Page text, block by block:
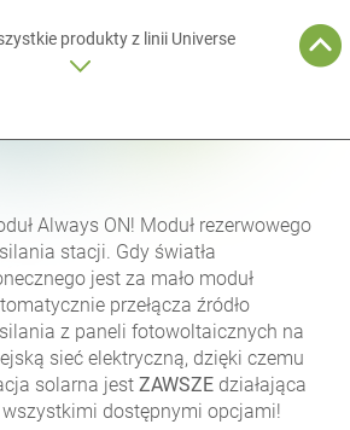
produkty z linii Universe
Always ON! Moduł rezerwowego
stacji. Gdy światła
jest za mało moduł
przełącza źródło
z paneli fotowoltaicznych na
sieć elektryczną, dzięki czemu
solarna jestZAWSZE działająca
wszystkimi dostępnymi opcjami!